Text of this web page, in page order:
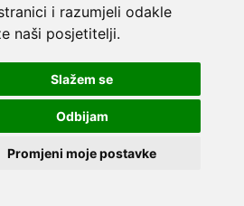
i razumjeli odakle
naši posjetitelji.
Slažem se
Odbijam
Promjeni moje postavke